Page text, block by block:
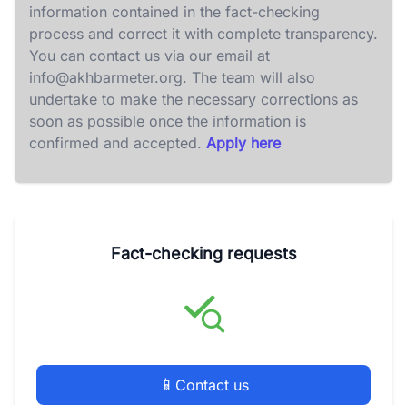
information contained in the fact-checking
process and correct it with complete transparency.
You can contact us via our email at
info@akhbarmeter.org. The team will also
undertake to make the necessary corrections as
soon as possible once the information is
confirmed and accepted. Apply here
Fact-checking requests
📱 Contact us